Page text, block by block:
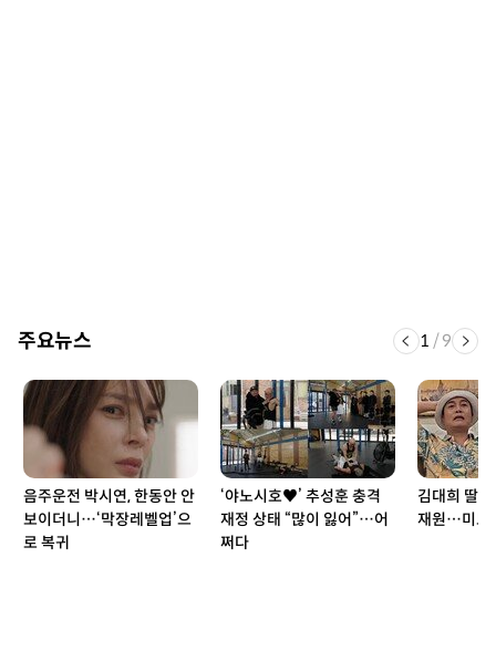
주요뉴스 1 /9
음주운전 박시연, 한동안 안
보이더니…‘막장레벨업’으
로 복귀
‘야노시호♥’ 추성훈 충격
재정 상태 “많이 잃어”…어
쩌다
김대희 딸
재원…미모